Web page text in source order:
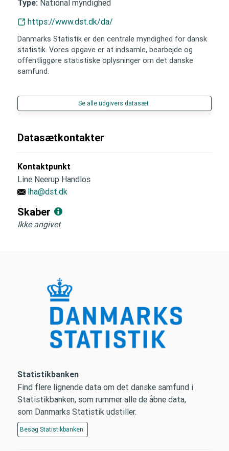
Type: National myndighed
https://www.dst.dk/da/
Danmarks Statistik er den centrale myndighed for dansk
statistik. Vores opgave er at indsamle, bearbejde og
offentliggøre statistiske oplysninger om det danske
samfund.
Se alle udgivers datasæt
Datasætkontakter
Kontaktpunkt
Line Neerup Handlos
lha@dst.dk
Skaber
Ikke angivet
Statistikbanken
Find flere lignende data om det danske samfund i
Statistikbanken, som rummer alle de åbne data,
som Danmarks Statistik udstiller.
Besøg Statistikbanken